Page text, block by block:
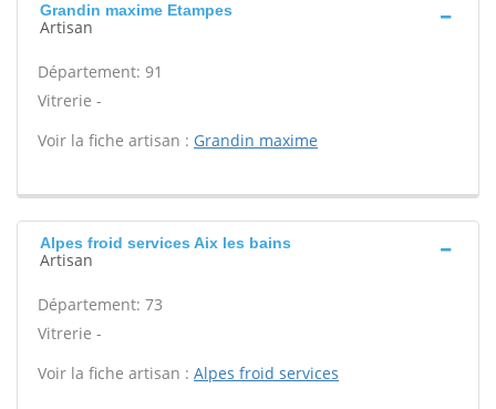
Grandin maxime Etampes
Artisan
Département: 91
Vitrerie -
Voir la fiche artisan : Grandin maxime
Alpes froid services Aix les bains
Artisan
Département: 73
Vitrerie -
Voir la fiche artisan : Alpes froid services